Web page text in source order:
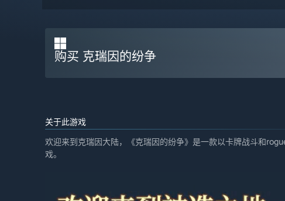
购买 克瑞因的纷争
关于此游戏
欢迎来到克瑞因大陆，《克瑞因的纷争》是一款以卡牌战斗和
戏。